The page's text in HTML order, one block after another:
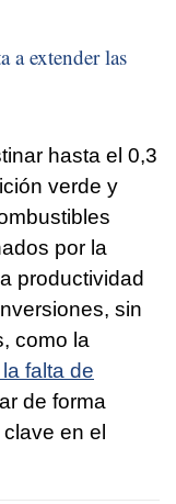
a extender las
hasta el 0,3
verde y
por la
productividad
sin
como la
falta de
de forma
en el